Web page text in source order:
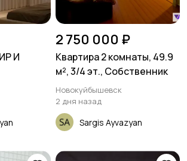
И
2 750 000 ₽
Квартира 2 комнаты, 49.9
м², 3/4 эт., Собственник
Новокуйбышевск
2 дня назад
Sargis Ayvazyan